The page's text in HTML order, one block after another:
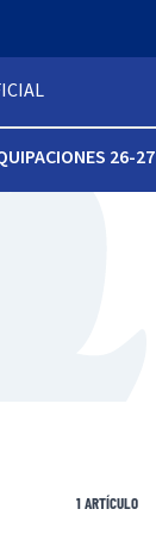
26-27
1ARTÍCULO